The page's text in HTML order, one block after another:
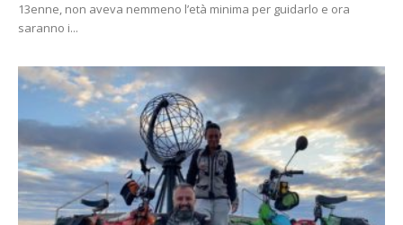
13enne, non aveva nemmeno l’età minima per guidarlo e ora
saranno i...